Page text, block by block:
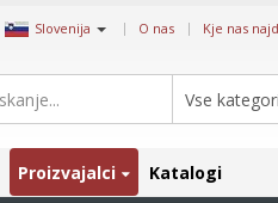
Slovenija | O nas Kje nas
Vse
Proizvajalci Katalogi